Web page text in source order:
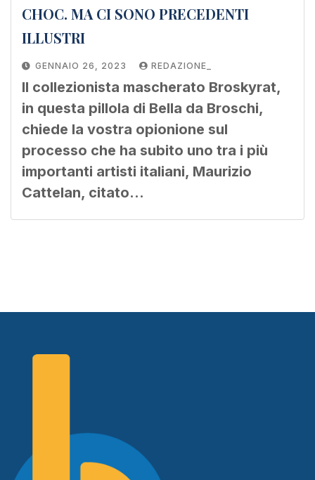
CHOC. MA CI SONO PRECEDENTI
ILLUSTRI
GENNAIO 26, 2023 REDAZIONE_
Il collezionista mascherato Broskyrat,
in questa pillola di Bella da Broschi,
chiede la vostra opionione sul
processo che ha subito uno tra i più
importanti artisti italiani, Maurizio
Cattelan, citato…